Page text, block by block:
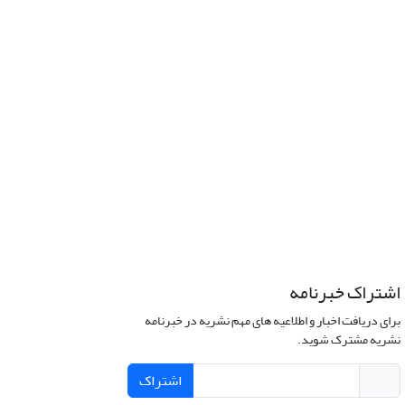
اشتراک خبرنامه
برای دریافت اخبار و اطلاعیه های مهم نشریه در خبرنامه
نشریه مشترک شوید.
اشتراک